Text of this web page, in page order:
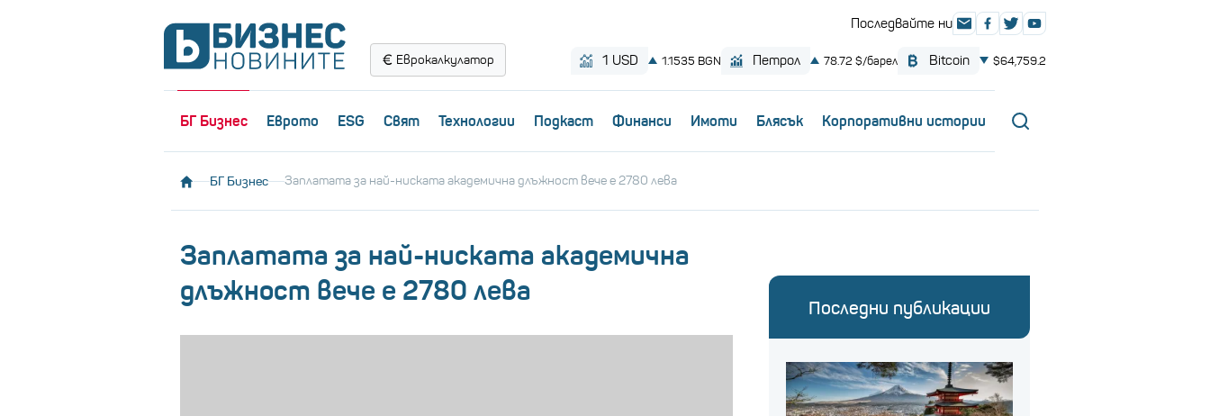
Еврокалкулатор
БГ Бизнес Еврото ESG Свят Технологии Пoдкаст Финанси Имоти Блясък Корпоративни истории
БГ Бизнес Заплатата за най-ниската академична длъжност вече е 2780 лева
Заплатата за най-ниската академична
длъжност вече е 2780 лева
Последни публикации